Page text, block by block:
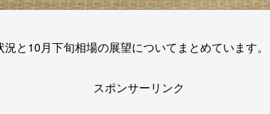
と10月下旬相場の展望についてまとめています。
スポンサーリンク